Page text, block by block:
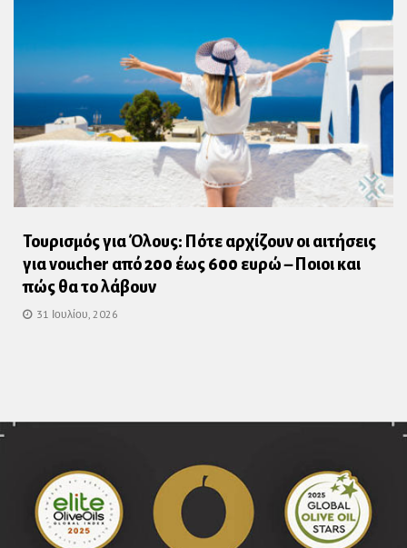
Τουρισμός για Όλους: Πότε αρχίζουν οι αιτήσεις
για voucher από 200 έως 600 ευρώ – Ποιοι και
πώς θα το λάβουν
31 Ιουλίου, 2026